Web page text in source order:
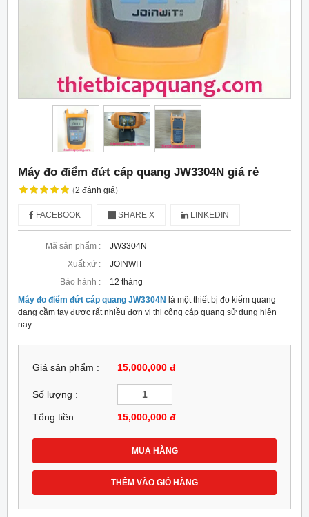
Máy đo điểm đứt cáp quang JW3304N giá rẻ
(2 đánh giá)
FACEBOOK SHARE X LINKEDIN
Mã sản phẩm :
JW3304N
Xuất xứ :
JOINWIT
Bảo hành :
12 tháng
Máy đo điểm đứt cáp quang JW3304N là một thiết bị đo kiểm quang
dạng cầm tay được rất nhiều đơn vị thi công cáp quang sử dụng hiện
nay.
Giá sản phẩm : 15,000,000 đ
Số lượng :
Tổng tiền : 15,000,000 đ
MUA HÀNG
THÊM VÀO GIỎ HÀNG